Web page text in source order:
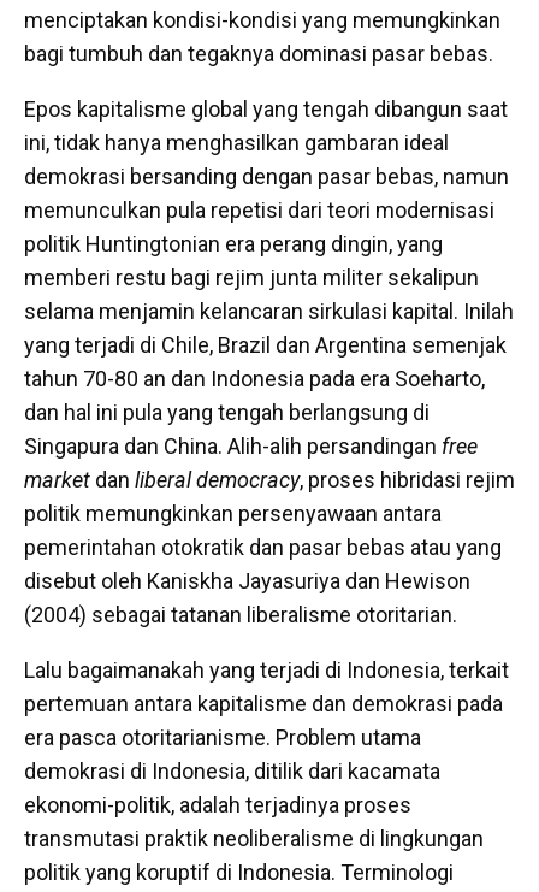
menciptakan kondisi-kondisi yang memungkinkan
bagi tumbuh dan tegaknya dominasi pasar bebas.
Epos kapitalisme global yang tengah dibangun saat
ini, tidak hanya menghasilkan gambaran ideal
demokrasi bersanding dengan pasar bebas, namun
memunculkan pula repetisi dari teori modernisasi
politik Huntingtonian era perang dingin, yang
memberi restu bagi rejim junta militer sekalipun
selama menjamin kelancaran sirkulasi kapital. Inilah
yang terjadi di Chile, Brazil dan Argentina semenjak
tahun 70-80 an dan Indonesia pada era Soeharto,
dan hal ini pula yang tengah berlangsung di
Singapura dan China. Alih-alih persandingan free
market dan liberal democracy, proses hibridasi rejim
politik memungkinkan persenyawaan antara
pemerintahan otokratik dan pasar bebas atau yang
disebut oleh Kaniskha Jayasuriya dan Hewison
(2004) sebagai tatanan liberalisme otoritarian.
Lalu bagaimanakah yang terjadi di Indonesia, terkait
pertemuan antara kapitalisme dan demokrasi pada
era pasca otoritarianisme. Problem utama
demokrasi di Indonesia, ditilik dari kacamata
ekonomi-politik, adalah terjadinya proses
transmutasi praktik neoliberalisme di lingkungan
politik yang koruptif di Indonesia. Terminologi